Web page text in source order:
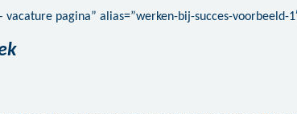
pagina” alias=”werken-bij-succes-voorbeeld-